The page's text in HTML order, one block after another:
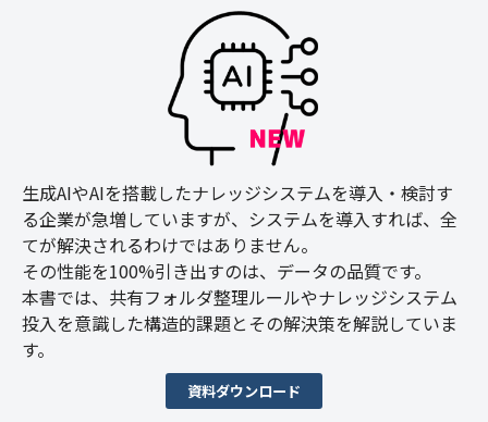
生成AIやAIを搭載したナレッジシステムを導入・検討す
る企業が急増していますが、システムを導入すれば、全
てが解決されるわけではありません。
その性能を100%引き出すのは、データの品質です。
本書では、共有フォルダ整理ルールやナレッジシステム
投入を意識した構造的課題とその解決策を解説していま
す。
資料ダウンロード